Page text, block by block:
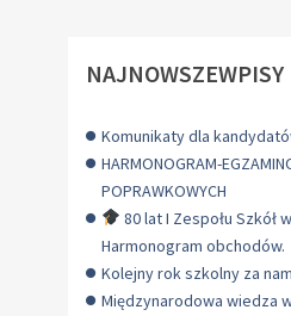
NAJNOWSZEWPISY
Komunikaty dla
HARMONOGRAM-
POPRAWKOWYCH
80 lat I Zespołu Szkół
Harmonogram obchodów.
Kolejny rok szkolny za
Międzynarodowa wiedza